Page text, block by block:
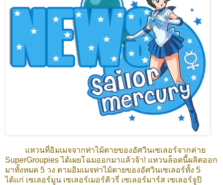
แหวนที่อิมเมจจากท่าไม้ตายของอัศวินเซเลอร์จากค่าย
SuperGroupies ได้เผยโฉมออกมาแล้วจ้า! แหวนล็อตนี้ผลิตออก
มาทั้งหมด 5 วง ตามอิมเมจท่าไม้ตายของอัศวินเซเลอร์ทั้ง 5
ได้แก่ เซเลอร์มูน เซเลอร์เมอร์คิวรี่ เซเลอร์มาร์ส เซเลอร์จูปิ